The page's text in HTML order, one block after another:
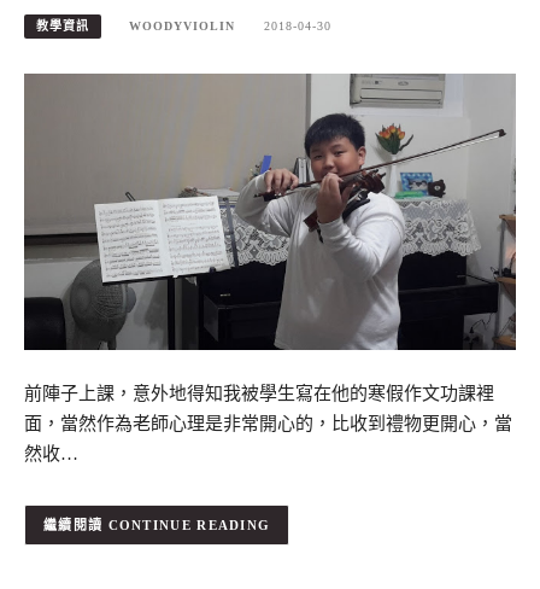
教學資訊 WOODYVIOLIN 2018-04-30
前陣子上課，意外地得知我被學生寫在他的寒假作文功課裡
面，當然作為老師心理是非常開心的，比收到禮物更開心，當
然收…
CONTINUE READING